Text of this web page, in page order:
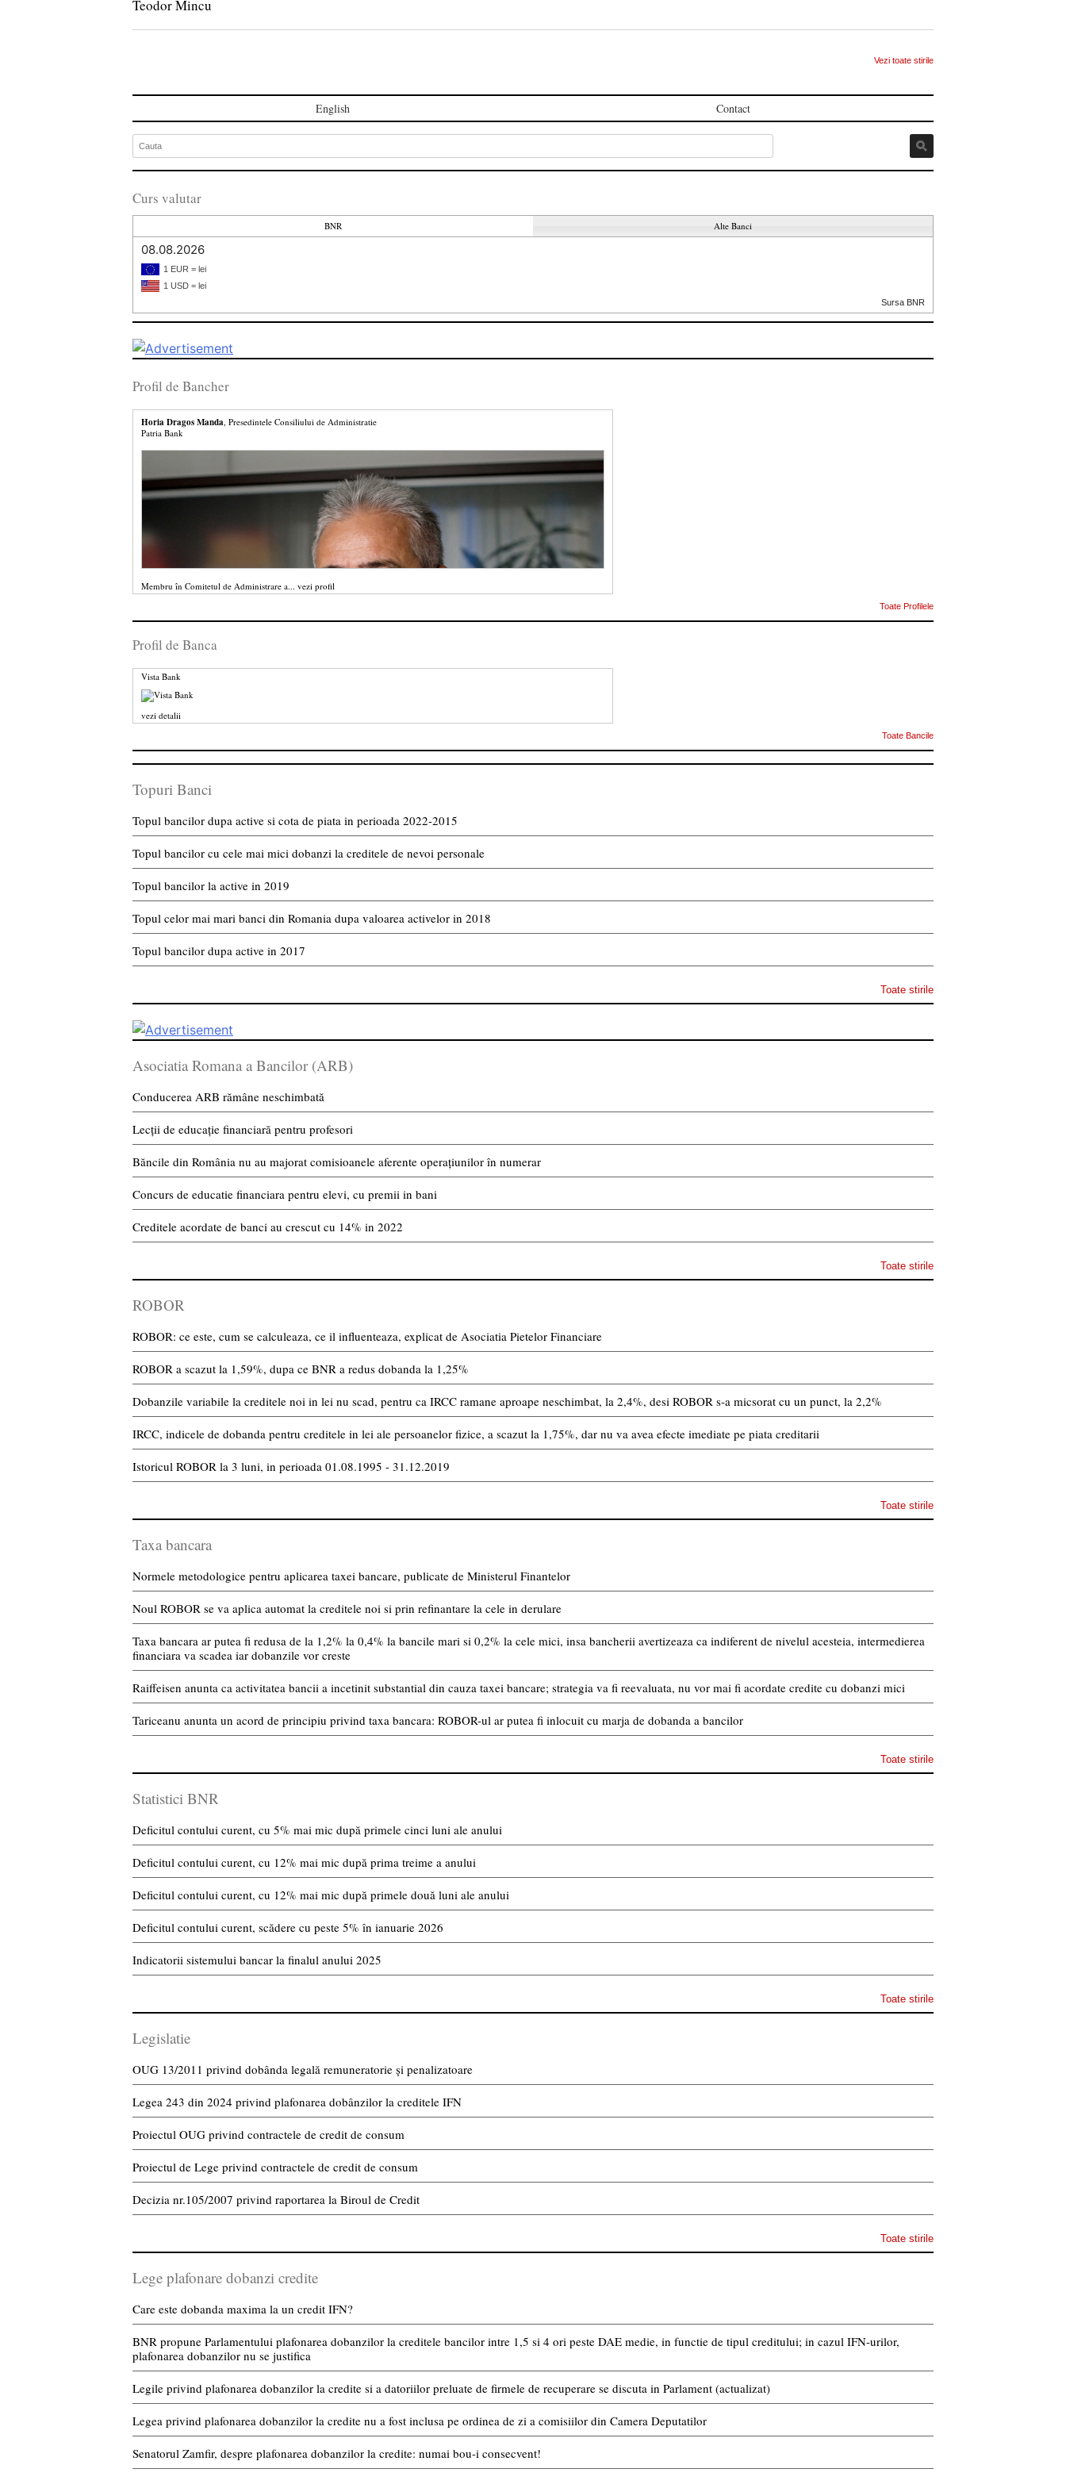
Teodor Mincu
Vezi toate stirile
English Contact
Curs valutar
BNR Alte Banci
08.08.2026
1 EUR = lei
1 USD = lei
Sursa BNR
Profil de Bancher
Horia Dragos Manda, Presedintele Consiliului de Administratie
Patria Bank
Membru în Comitetul de Administrare a... vezi profil
Toate Profilele
Profil de Banca
Vista Bank
vezi detalii
Toate Bancile
Topuri Banci
Topul bancilor dupa active si cota de piata in perioada 2022-2015
Topul bancilor cu cele mai mici dobanzi la creditele de nevoi personale
Topul bancilor la active in 2019
Topul celor mai mari banci din Romania dupa valoarea activelor in 2018
Topul bancilor dupa active in 2017
Toate stirile
Asociatia Romana a Bancilor (ARB)
Conducerea ARB rămâne neschimbată
Lecții de educație financiară pentru profesori
Băncile din România nu au majorat comisioanele aferente operațiunilor în numerar
Concurs de educatie financiara pentru elevi, cu premii in bani
Creditele acordate de banci au crescut cu 14% in 2022
Toate stirile
ROBOR
ROBOR: ce este, cum se calculeaza, ce il influenteaza, explicat de Asociatia Pietelor Financiare
ROBOR a scazut la 1,59%, dupa ce BNR a redus dobanda la 1,25%
Dobanzile variabile la creditele noi in lei nu scad, pentru ca IRCC ramane aproape neschimbat, la 2,4%, desi ROBOR s-a micsorat cu un punct, la 2,2%
IRCC, indicele de dobanda pentru creditele in lei ale persoanelor fizice, a scazut la 1,75%, dar nu va avea efecte imediate pe piata creditarii
Istoricul ROBOR la 3 luni, in perioada 01.08.1995 - 31.12.2019
Toate stirile
Taxa bancara
Normele metodologice pentru aplicarea taxei bancare, publicate de Ministerul Finantelor
Noul ROBOR se va aplica automat la creditele noi si prin refinantare la cele in derulare
Taxa bancara ar putea fi redusa de la 1,2% la 0,4% la bancile mari si 0,2% la cele mici, insa bancherii avertizeaza ca indiferent de nivelul acesteia, intermedierea
financiara va scadea iar dobanzile vor creste
Raiffeisen anunta ca activitatea bancii a incetinit substantial din cauza taxei bancare; strategia va fi reevaluata, nu vor mai fi acordate credite cu dobanzi mici
Tariceanu anunta un acord de principiu privind taxa bancara: ROBOR-ul ar putea fi inlocuit cu marja de dobanda a bancilor
Toate stirile
Statistici BNR
Deficitul contului curent, cu 5% mai mic după primele cinci luni ale anului
Deficitul contului curent, cu 12% mai mic după prima treime a anului
Deficitul contului curent, cu 12% mai mic după primele două luni ale anului
Deficitul contului curent, scădere cu peste 5% în ianuarie 2026
Indicatorii sistemului bancar la finalul anului 2025
Toate stirile
Legislatie
OUG 13/2011 privind dobânda legală remuneratorie și penalizatoare
Legea 243 din 2024 privind plafonarea dobânzilor la creditele IFN
Proiectul OUG privind contractele de credit de consum
Proiectul de Lege privind contractele de credit de consum
Decizia nr.105/2007 privind raportarea la Biroul de Credit
Toate stirile
Lege plafonare dobanzi credite
Care este dobanda maxima la un credit IFN?
BNR propune Parlamentului plafonarea dobanzilor la creditele bancilor intre 1,5 si 4 ori peste DAE medie, in functie de tipul creditului; in cazul IFN-urilor,
plafonarea dobanzilor nu se justifica
Legile privind plafonarea dobanzilor la credite si a datoriilor preluate de firmele de recuperare se discuta in Parlament (actualizat)
Legea privind plafonarea dobanzilor la credite nu a fost inclusa pe ordinea de zi a comisiilor din Camera Deputatilor
Senatorul Zamfir, despre plafonarea dobanzilor la credite: numai bou-i consecvent!